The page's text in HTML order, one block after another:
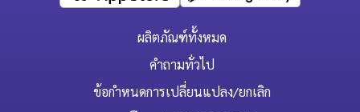
ผลิตภัณฑ์ทั้งหมด
คำถามทั่วไป
ข้อกำหนดการเปลี่ยนแปลง/ยกเลิก